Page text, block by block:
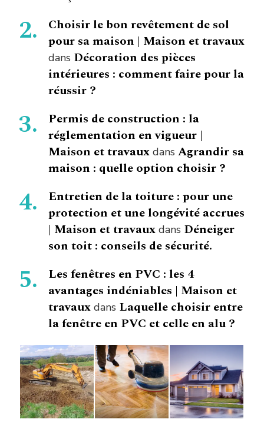
Choisir le bon revêtement de sol
pour sa maison | Maison et travaux
dans Décoration des pièces
intérieures : comment faire pour la
réussir ?
Permis de construction : la
réglementation en vigueur |
Maison et travaux dans Agrandir sa
maison : quelle option choisir ?
Entretien de la toiture : pour une
protection et une longévité accrues
| Maison et travaux dans Déneiger
son toit : conseils de sécurité.
Les fenêtres en PVC : les 4
avantages indéniables | Maison et
travaux dans Laquelle choisir entre
la fenêtre en PVC et celle en alu ?